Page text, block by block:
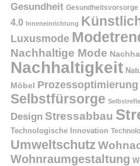
Gesundheit Gesundheitsvorsorge
4.0 Inneneinrichtung
Luxusmode
Nachhaltige Mode
Nachhaltigkeit
Möbel
Prozessoptimierung
Selbstfürsorge
Design Stressabbau
Technologische Innovation
Umweltschutz
Wohnraumgestaltung